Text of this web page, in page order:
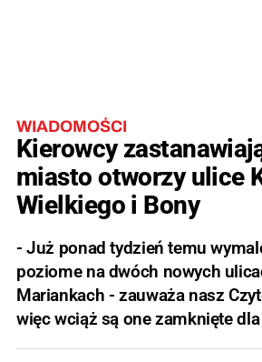
WIADOMOŚCI
Kierowcy
miasto otworzy ulice
Wielkiego i Bony
- Już ponad tydzień temu
poziome na dwóch nowych
Mariankach - zauważa nasz
więc wciąż są one zamknięte